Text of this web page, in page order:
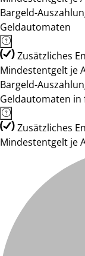
Bargeld-
Geldautomaten
Zusätzliches
Mindestentgelt je
Bargeld-
Geldautomaten
Zusätzliches
Mindestentgelt je